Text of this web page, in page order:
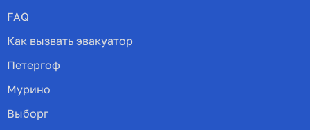
FAQ
Как вызвать эвакуатор
Петергоф
Мурино
Выборг